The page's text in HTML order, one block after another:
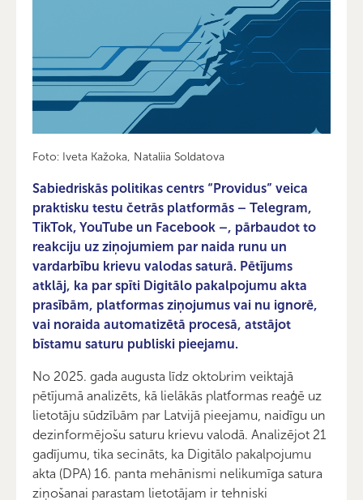
Foto: Iveta Kažoka, Nataliia Soldatova
Sabiedriskās politikas centrs “Providus” veica
praktisku testu četrās platformās – Telegram,
TikTok, YouTube un Facebook –, pārbaudot to
reakciju uz ziņojumiem par naida runu un
vardarbību krievu valodas saturā. Pētījums
atklāj, ka par spīti Digitālo pakalpojumu akta
prasībām, platformas ziņojumus vai nu ignorē,
vai noraida automatizētā procesā, atstājot
bīstamu saturu publiski pieejamu.
No 2025. gada augusta līdz oktobrim veiktajā
pētījumā analizēts, kā lielākās platformas reaģē uz
lietotāju sūdzībām par Latvijā pieejamu, naidīgu un
dezinformējošu saturu krievu valodā. Analizējot 21
gadījumu, tika secināts, ka Digitālo pakalpojumu
akta (DPA) 16. panta mehānismi nelikumīga satura
ziņošanai parastam lietotājam ir tehniski